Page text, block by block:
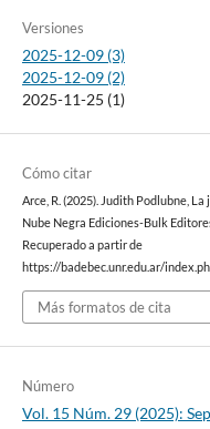
Versiones
2025-12-09 (3)
2025-12-09 (2)
2025-11-25 (1)
Cómo citar
Arce, R. (2025). Judith Podlubne,
Nube Negra Ediciones-Bulk
Recuperado a partir de
https://badebec.unr.edu.ar/
Más formatos de cita
Número
Vol. 15 Núm. 29 (2025):